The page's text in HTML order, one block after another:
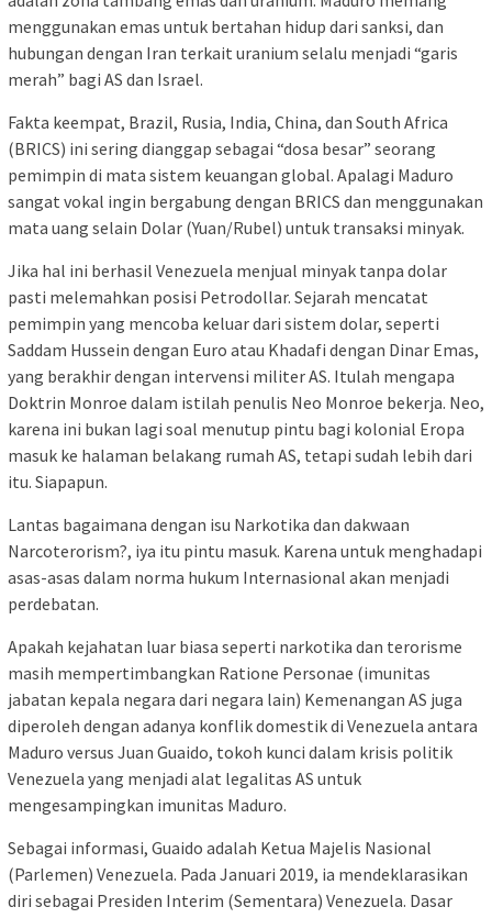
menggunakan emas untuk bertahan hidup dari sanksi, dan
hubungan dengan Iran terkait uranium selalu menjadi “garis
merah” bagi AS dan Israel.
Fakta keempat, Brazil, Rusia, India, China, dan South Africa
(BRICS) ini sering dianggap sebagai “dosa besar” seorang
pemimpin di mata sistem keuangan global. Apalagi Maduro
sangat vokal ingin bergabung dengan BRICS dan menggunakan
mata uang selain Dolar (Yuan/Rubel) untuk transaksi minyak.
Jika hal ini berhasil Venezuela menjual minyak tanpa dolar
pasti melemahkan posisi Petrodollar. Sejarah mencatat
pemimpin yang mencoba keluar dari sistem dolar, seperti
Saddam Hussein dengan Euro atau Khadafi dengan Dinar Emas,
yang berakhir dengan intervensi militer AS. Itulah mengapa
Doktrin Monroe dalam istilah penulis Neo Monroe bekerja. Neo,
karena ini bukan lagi soal menutup pintu bagi kolonial Eropa
masuk ke halaman belakang rumah AS, tetapi sudah lebih dari
itu. Siapapun.
Lantas bagaimana dengan isu Narkotika dan dakwaan
Narcoterorism?, iya itu pintu masuk. Karena untuk menghadapi
asas-asas dalam norma hukum Internasional akan menjadi
perdebatan.
Apakah kejahatan luar biasa seperti narkotika dan terorisme
masih mempertimbangkan Ratione Personae (imunitas
jabatan kepala negara dari negara lain) Kemenangan AS juga
diperoleh dengan adanya konflik domestik di Venezuela antara
Maduro versus Juan Guaido, tokoh kunci dalam krisis politik
Venezuela yang menjadi alat legalitas AS untuk
mengesampingkan imunitas Maduro.
Sebagai informasi, Guaido adalah Ketua Majelis Nasional
(Parlemen) Venezuela. Pada Januari 2019, ia mendeklarasikan
diri sebagai Presiden Interim (Sementara) Venezuela. Dasar